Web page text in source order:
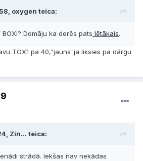
oxygen teica:
Domāju ka derēs pats lētākais.
TOX1 pa 40,"jauns"ja liksies pa dārgu
Zin... teica:
strādā. Iekšas nav nekādas